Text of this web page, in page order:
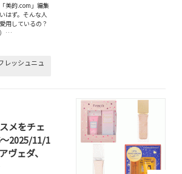
美的.com」編集
はず。そんな人
用しているの？
）…
レッシュニュ
メをチェ
2025/11/1
ヴェダ、